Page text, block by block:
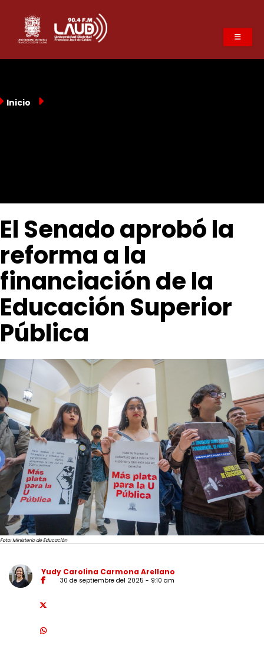
contenido
principal
Inicio
El Senado aprobó la
reforma a la
financiación de la
Educación Superior
Pública
Foto: Ministerio de Educación
Yudy Carolina Carmona Arellano
30 de septiembre del 2025 - 9:10 am